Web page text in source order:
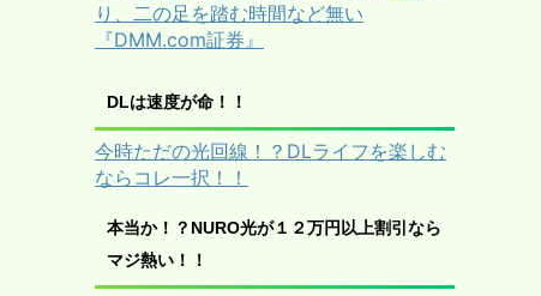
り、二の足を踏む時間など無い
『DMM.com証券』
DLは速度が命！！
今時ただの光回線！？DLライフを楽しむ
ならコレ一択！！
本当か！？NURO光が１２万円以上割引なら
マジ熱い！！